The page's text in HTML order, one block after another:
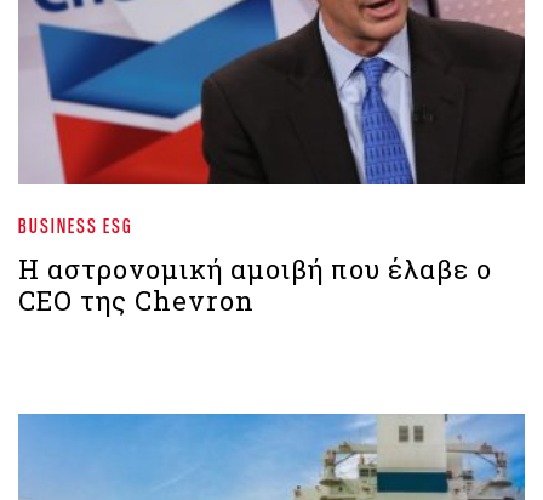
BUSINESS ESG
Η αστρονομική αμοιβή που έλαβε ο
CEO της Chevron